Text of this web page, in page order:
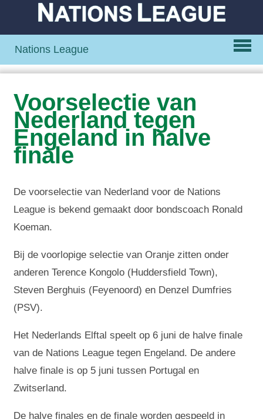
Nations League
Voorselectie van
Nederland tegen
Engeland in halve
finale
De voorselectie van Nederland voor de Nations
League is bekend gemaakt door bondscoach Ronald
Koeman.
Bij de voorlopige selectie van Oranje zitten onder
anderen Terence Kongolo (Huddersfield Town),
Steven Berghuis (Feyenoord) en Denzel Dumfries
(PSV).
Het Nederlands Elftal speelt op 6 juni de halve finale
van de Nations League tegen Engeland. De andere
halve finale is op 5 juni tussen Portugal en
Zwitserland.
De halve finales en de finale worden gespeeld in